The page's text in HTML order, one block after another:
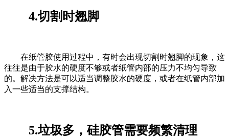
4.切割时翘脚
在纸管胶使用过程中，有时会出现切割时翘脚的现象，这
往往是由于胶水的硬度不够或者纸管内部的压力不均匀导致
的。解决方法是可以适当调整胶水的硬度，或者在纸管内部加
入一些适当的支撑结构。
5.垃圾多，硅胶管需要频繁清理